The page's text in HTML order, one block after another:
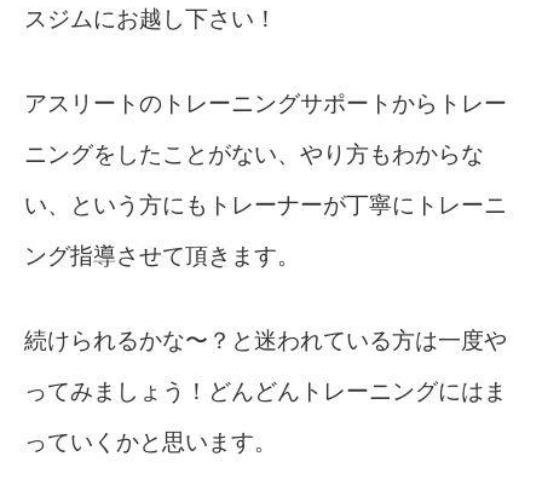
スジムにお越し下さい！
アスリートのトレーニングサポートからトレー
ニングをしたことがない、やり方もわからな
い、という方にもトレーナーが丁寧にトレーニ
ング指導させて頂きます。
続けられるかな〜？と迷われている方は一度や
ってみましょう！どんどんトレーニングにはま
っていくかと思います。